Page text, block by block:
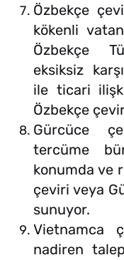
Özbekçe
kökenli
Özbekçe
eksiksiz
ile ticari
Özbekçe
Gürcüce
tercüme
konumda ve
çeviri veya
sunuyor.
Vietnamca
nadiren